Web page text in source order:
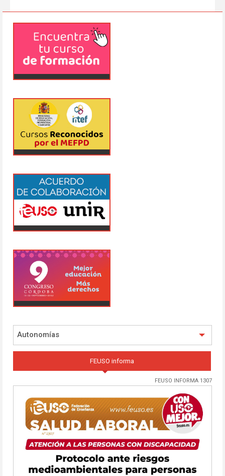
Autonomías
FEUSO informa
FEUSO INFORMA 1307